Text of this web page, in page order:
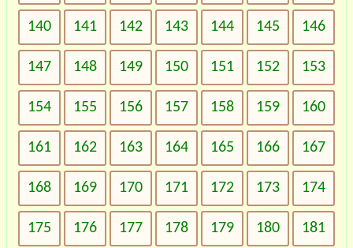
140 141 142 143 144 145 146
147 148 149 150 151 152 153
154 155 156 157 158 159 160
161 162 163 164 165 166 167
168 169 170 171 172 173 174
175 176 177 178 179 180 181